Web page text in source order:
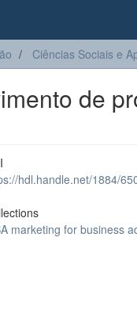
Ciências Sociais e
de
hdl.handle.net/1884/
marketing for business